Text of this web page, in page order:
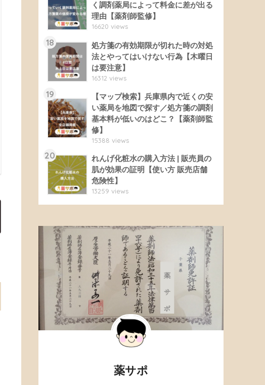
く調剤薬局によって料金に差が出る
理由【薬剤師監修】
16620 views
18
処方箋の有効期限が切れた時の対処
法とやってはいけない行為【木曜日
は要注意】
16312 views
19
【マップ検索】兵庫県内で近くの安
い薬局を地図で探す／処方箋の調剤
基本料が低いのはどこ？【薬剤師監
修】
15388 views
20
れんげ化粧水の購入方法 | 販売員の
肌が効果の証明【使い方 販売店舗
危険性】
13259 views
薬サポ